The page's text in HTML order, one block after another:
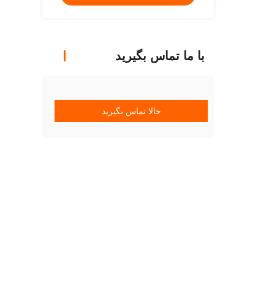
با ما تماس بگیرید
حالا تماس بگیرید